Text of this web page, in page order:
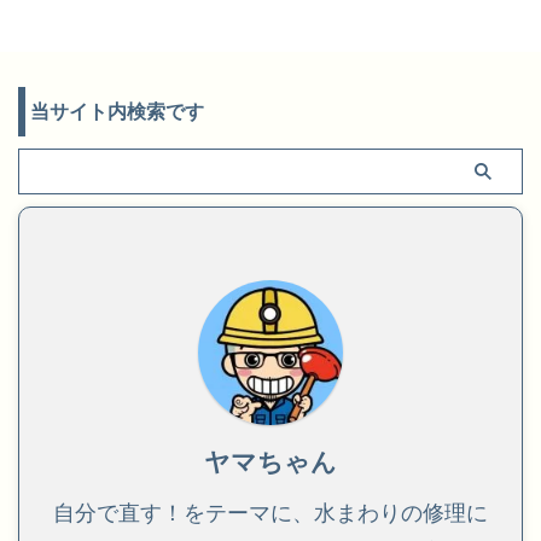
当サイト内検索です
ヤマちゃん
自分で直す！をテーマに、水まわりの修理に